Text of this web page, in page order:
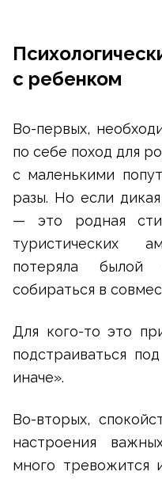
с ребенком
Во-первых,
по себе поход для
с маленькими
разы. Но если
— это родная
туристических
потеряла
собираться в
Для кого-то это
подстраиваться
иначе».
Во-вторых,
настроения
много тревожится